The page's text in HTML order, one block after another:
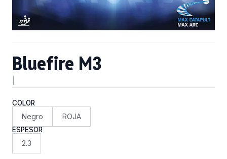
Bluefire M3
COLOR
Negro ROJA
ESPESOR
2.3